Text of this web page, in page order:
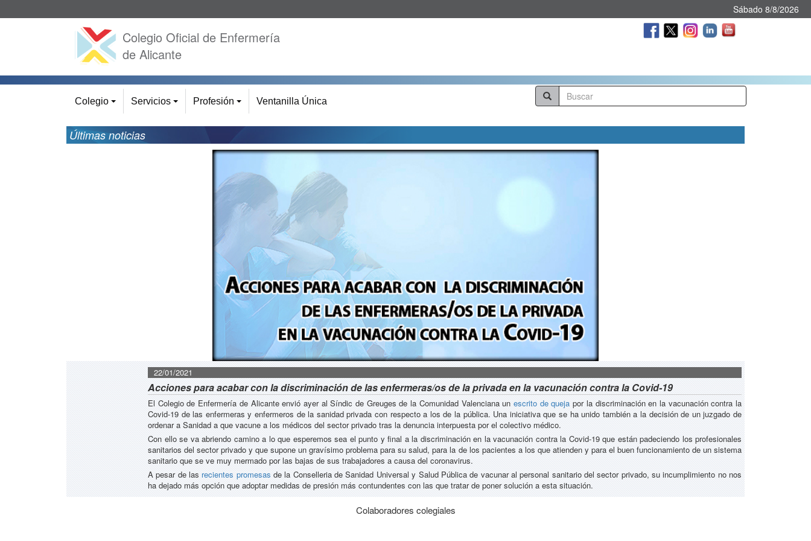
Sábado 8/8/2026
Colegio Oficial de Enfermería
de Alicante
Colegio Servicios Profesión Ventanilla Única
Últimas noticias
22/01/2021
Acciones para acabar con la discriminación de las enfermeras/os de la privada en la vacunación contra la Covid-19
El Colegio de Enfermería de Alicante envió ayer al Síndic de Greuges de la Comunidad Valenciana un escrito de queja por la discriminación en la vacunación contra la
Covid-19 de las enfermeras y enfermeros de la sanidad privada con respecto a los de la pública. Una iniciativa que se ha unido también a la decisión de un juzgado de
ordenar a Sanidad a que vacune a los médicos del sector privado tras la denuncia interpuesta por el colectivo médico.
Con ello se va abriendo camino a lo que esperemos sea el punto y final a la discriminación en la vacunación contra la Covid-19 que están padeciendo los profesionales
sanitarios del sector privado y que supone un gravísimo problema para su salud, para la de los pacientes a los que atienden y para el buen funcionamiento de un sistema
sanitario que se ve muy mermado por las bajas de sus trabajadores a causa del coronavirus.
A pesar de lasrecientes promesas de la Conselleria de Sanidad Universal y Salud Pública de vacunar al personal sanitario del sector privado, su incumplimiento no nos
ha dejado más opción que adoptar medidas de presión más contundentes con las que tratar de poner solución a esta situación.
Colaboradores colegiales